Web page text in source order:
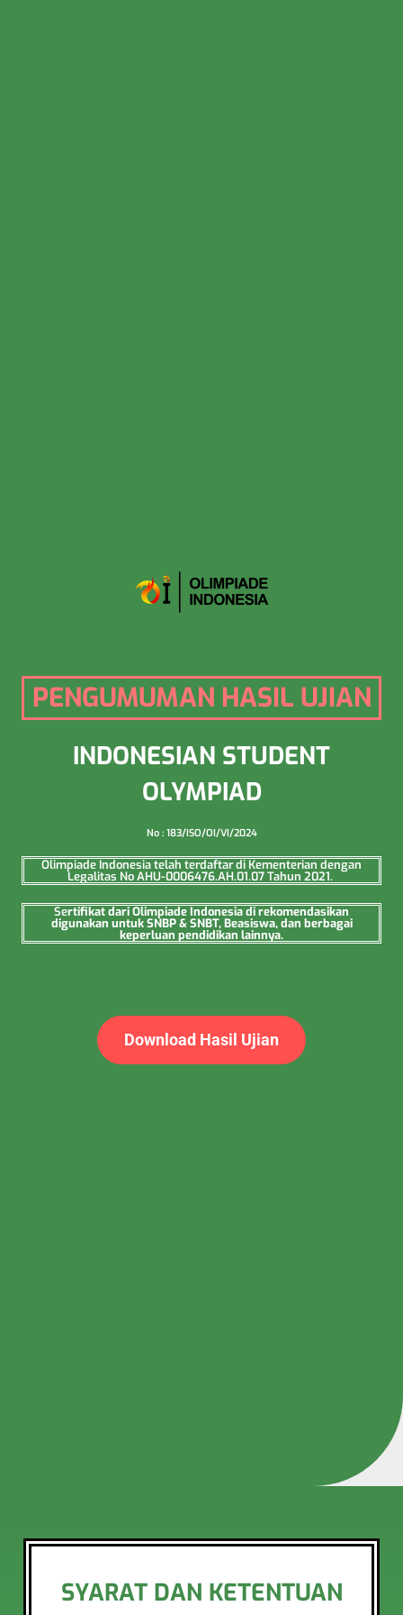
PENGUMUMAN HASIL UJIAN
INDONESIAN STUDENT
OLYMPIAD
No : 183/ISO/OI/VI/2024
Olimpiade Indonesia telah terdaftar di Kementerian dengan
Legalitas No AHU-0006476.AH.01.07 Tahun 2021.
Sertifikat dari Olimpiade Indonesia di rekomendasikan
digunakan untuk SNBP & SNBT, Beasiswa, dan berbagai
keperluan pendidikan lainnya.
Download Hasil Ujian
SYARAT DAN KETENTUAN